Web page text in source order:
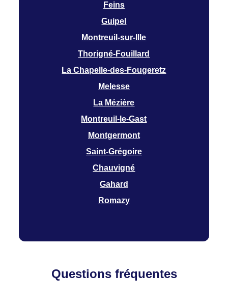
Feins
Guipel
Montreuil-sur-Ille
Thorigné-Fouillard
La Chapelle-des-Fougeretz
Melesse
La Mézière
Montreuil-le-Gast
Montgermont
Saint-Grégoire
Chauvigné
Gahard
Romazy
Questions fréquentes